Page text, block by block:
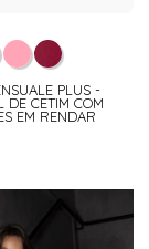
PLUS -
DE CETIM COM
EM RENDAR